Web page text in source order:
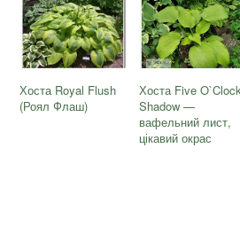
Хоста Royal Flush
(Роял Флаш)
Хоста Five
Shadow —
вафельний лист,
цікавий окрас